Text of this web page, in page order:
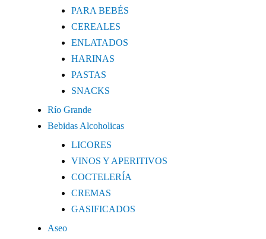
PARA BEBÉS
CEREALES
ENLATADOS
HARINAS
PASTAS
SNACKS
Río Grande
Bebidas Alcoholicas
LICORES
VINOS Y APERITIVOS
COCTELERÍA
CREMAS
GASIFICADOS
Aseo